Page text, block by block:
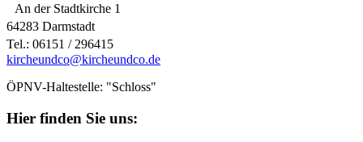
An der Stadtkirche 1
64283 Darmstadt
Tel.: 06151 / 296415
kircheundco@kircheundco.de
ÖPNV-Haltestelle: "Schloss"
Hier finden Sie uns: